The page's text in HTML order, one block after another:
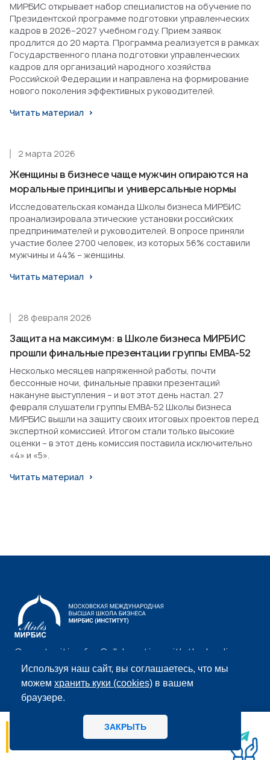
Используя наш сайт, вы соглашаетесь, что мы
можемхранить куки (cookies) в вашем
браузере.
ЗАКРЫТЬ
МИРБИС открывает набор специалистов на обучение по
Президентской программе подготовки управленческих
кадров в 2026–2027 учебном году. Прием заявок
продлится до 20 марта. Программа реализуется в рамках
Государственного плана подготовки управленческих
кадров для организаций народного хозяйства
Российской Федерации и направлена на формирование
нового поколения эффективных руководителей.
Читать материал
Женщины в бизнесе чаще мужчин опираются на
моральные принципы и универсальные нормы
2 марта 2026
Исследовательская команда Школы бизнеса МИРБИС
проанализировала этические установки российских
предпринимателей и руководителей. В опросе приняли
участие более 2700 человек, из которых 56% составили
мужчины и 44% – женщины.
Читать материал
Защита на максимум: в Школе бизнеса МИРБИС
прошли финальные презентации группы EMBA-52
28 февраля 2026
Несколько месяцев напряженной работы, почти
бессонные ночи, финальные правки презентаций
накануне выступления – и вот этот день настал. 27
февраля слушатели группы EMBA-52 Школы бизнеса
МИРБИС вышли на защиту своих итоговых проектов перед
экспертной комиссией. Итогом стали только высокие
оценки – в этот день комиссия поставила исключительно
«4» и «5».
Читать материал
Opportunities for Collaboration with the leading
private business school in Russia
Календарь мероприятий
МИРБИС - Школа бизнеса А вы как